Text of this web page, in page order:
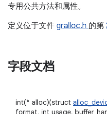
专用公共方法和属性。
定义位于文件 gralloc.h 的第
字段文档
int(* alloc)(struct
format, int usage,